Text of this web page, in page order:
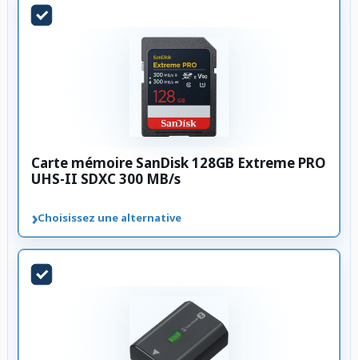
Carte mémoire SanDisk 128GB Extreme PRO
UHS-II SDXC 300 MB/s
›Choisissez une alternative